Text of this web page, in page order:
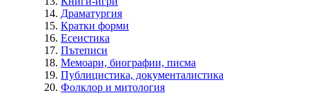
Драматургия
Кратки форми
Есеистика
Пътеписи
Мемоари, биографии, писма
Публицистика, документалистика
Фолклор и митология